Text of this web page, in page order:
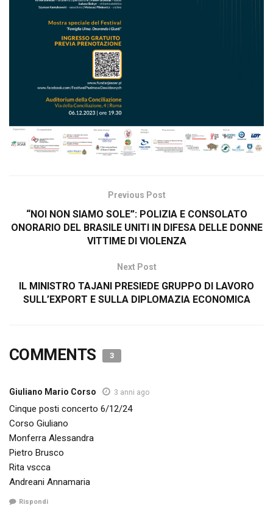
Previous Post
“NOI NON SIAMO SOLE”: POLIZIA E CONSOLATO
ONORARIO DEL BRASILE UNITI IN DIFESA DELLE DONNE
VITTIME DI VIOLENZA
Next Post
IL MINISTRO TAJANI PRESIEDE GRUPPO DI LAVORO
SULL’EXPORT E SULLA DIPLOMAZIA ECONOMICA
COMMENTS 3
Giuliano Mario Corso 3 anni ago
Cinque posti concerto 6/12/24
Corso Giuliano
Monferra Alessandra
Pietro Brusco
Rita vscca
Andreani Annamaria
Rispondi